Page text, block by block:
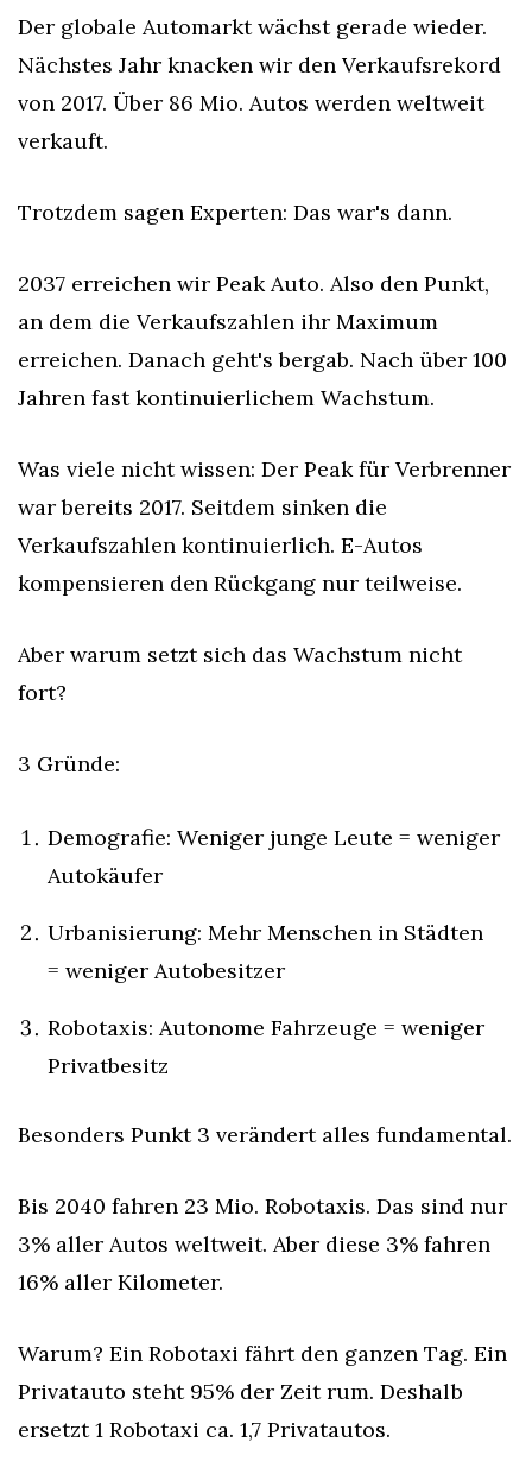
Der globale Automarkt wächst gerade wieder.
Nächstes Jahr knacken wir den Verkaufsrekord
von 2017. Über 86 Mio. Autos werden weltweit
verkauft.
Trotzdem sagen Experten: Das war's dann.
2037 erreichen wir Peak Auto. Also den Punkt,
an dem die Verkaufszahlen ihr Maximum
erreichen. Danach geht's bergab. Nach über 100
Jahren fast kontinuierlichem Wachstum.
Was viele nicht wissen: Der Peak für Verbrenner
war bereits 2017. Seitdem sinken die
Verkaufszahlen kontinuierlich. E-Autos
kompensieren den Rückgang nur teilweise.
Aber warum setzt sich das Wachstum nicht
fort?
3 Gründe:
Demografie: Weniger junge Leute = weniger
Autokäufer
Urbanisierung: Mehr Menschen in Städten
= weniger Autobesitzer
Robotaxis: Autonome Fahrzeuge = weniger
Privatbesitz
Besonders Punkt 3 verändert alles fundamental.
Bis 2040 fahren 23 Mio. Robotaxis. Das sind nur
3% aller Autos weltweit. Aber diese 3% fahren
16% aller Kilometer.
Warum? Ein Robotaxi fährt den ganzen Tag. Ein
Privatauto steht 95% der Zeit rum. Deshalb
ersetzt 1 Robotaxi ca. 1,7 Privatautos.